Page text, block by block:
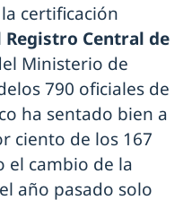
certificación
Registro Central de
Ministerio de
790 oficiales de
ha sentado bien a
ciento de los 167
el cambio de la
año pasado solo